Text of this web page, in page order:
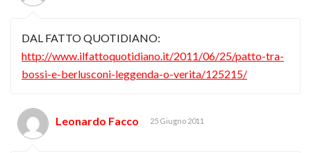
DAL FATTO QUOTIDIANO:
http://www.ilfattoquotidiano.it/2011/06/25/patto-tra-
bossi-e-berlusconi-leggenda-o-verita/125215/
Leonardo Facco 25 Giugno 2011